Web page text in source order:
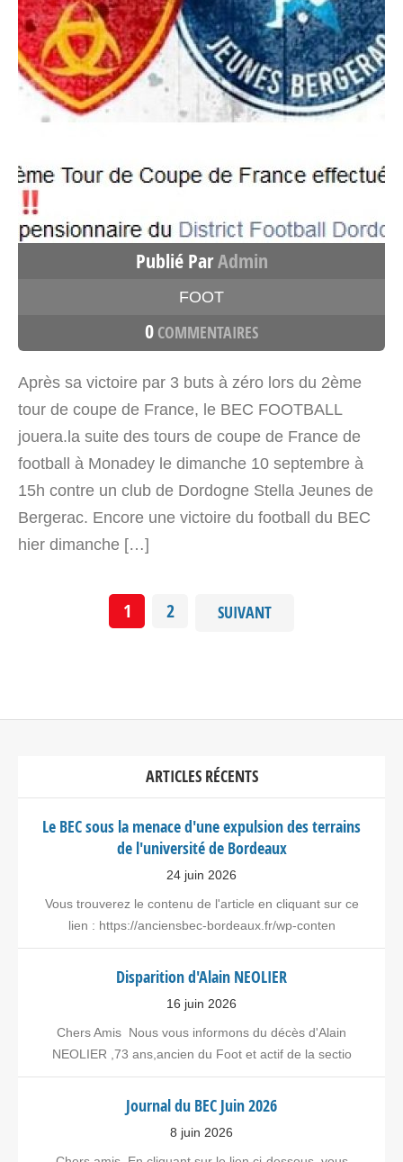
Publié ParAdmin
FOOT
0 COMMENTAIRES
Après sa victoire par 3 buts à zéro lors du 2ème
tour de coupe de France, le BEC FOOTBALL
jouera.la suite des tours de coupe de France de
football à Monadey le dimanche 10 septembre à
15h contre un club de Dordogne Stella Jeunes de
Bergerac. Encore une victoire du football du BEC
hier dimanche […]
1 2 SUIVANT
ARTICLES RÉCENTS
Le BEC sous la menace d'une expulsion des terrains
de l'université de Bordeaux
24 juin 2026
Vous trouverez le contenu de l'article en cliquant sur ce
lien : https://anciensbec-bordeaux.fr/wp-conten
Disparition d'Alain NEOLIER
16 juin 2026
Chers Amis Nous vous informons du décès d'Alain
NEOLIER ,73 ans,ancien du Foot et actif de la sectio
Journal du BEC Juin 2026
8 juin 2026